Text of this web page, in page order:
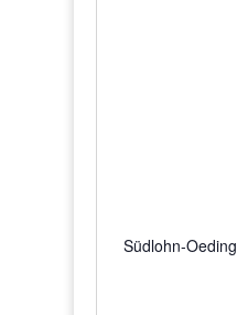
Südlohn-Oeding